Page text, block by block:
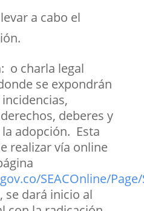
a cabo el
: o charla legal
se expondrán
deberes y
adopción. Esta
realizar vía online
SEACOnline/
se dará inicio al